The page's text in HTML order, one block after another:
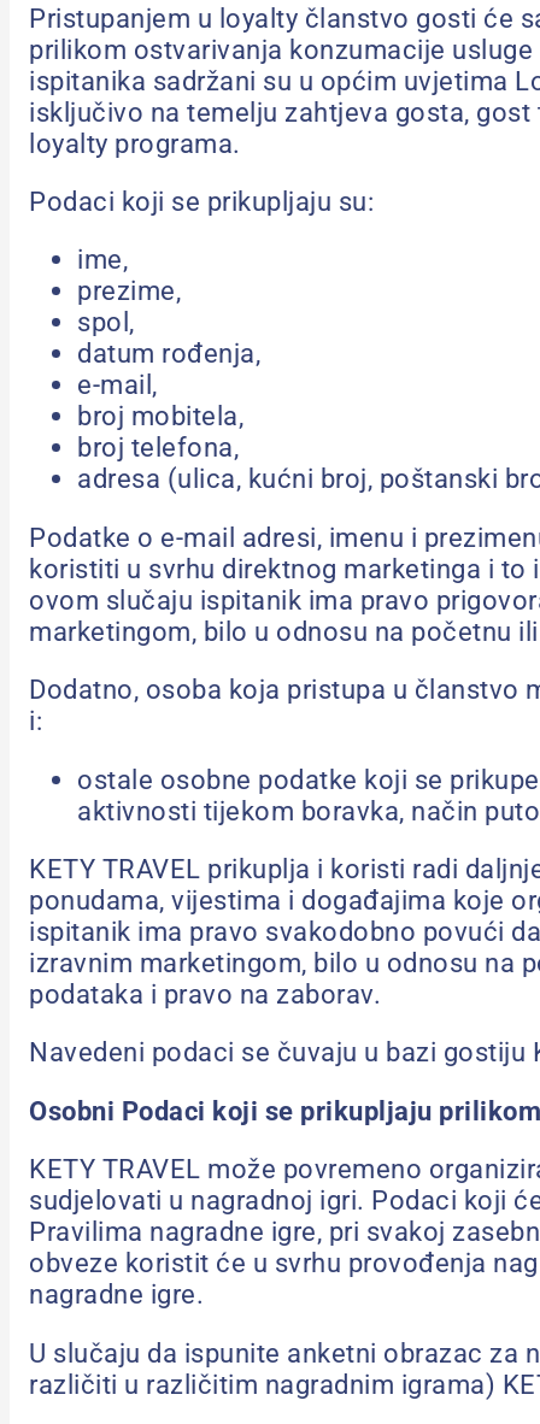
Pristupanjem u loyalty članstvo gosti će
prilikom ostvarivanja konzumacije usluge
ispitanika sadržani su u općim uvjetima
isključivo na temelju zahtjeva gosta,
loyalty programa.
Podaci koji se prikupljaju su:
ime,
prezime,
spol,
datum rođenja,
e-mail,
broj mobitela,
broj telefona,
adresa (ulica, kućni broj, poštanski
Podatke o e-mail adresi, imenu i
koristiti u svrhu direktnog marketinga i to
ovom slučaju ispitanik ima pravo
marketingom, bilo u odnosu na početnu
Dodatno, osoba koja pristupa u članstvo
i:
ostale osobne podatke koji se
aktivnosti tijekom boravka, način
KETY TRAVEL prikuplja i koristi radi
ponudama, vijestima i događajima koje
ispitanik ima pravo svakodobno povući
izravnim marketingom, bilo u odnosu na
podataka i pravo na zaborav.
Navedeni podaci se čuvaju u bazi gostiju
Osobni Podaci koji se prikupljaju
KETY TRAVEL može povremeno
sudjelovati u nagradnoj igri. Podaci koji
Pravilima nagradne igre, pri svakoj
obveze koristit će u svrhu provođenja
nagradne igre.
U slučaju da ispunite anketni obrazac za
različiti u različitim nagradnim igrama)